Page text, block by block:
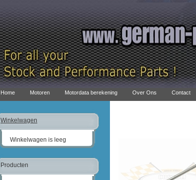
Home Motoren Motordata berekening Over Ons Contact
Winkelwagen
Winkelwagen is leeg
Producten